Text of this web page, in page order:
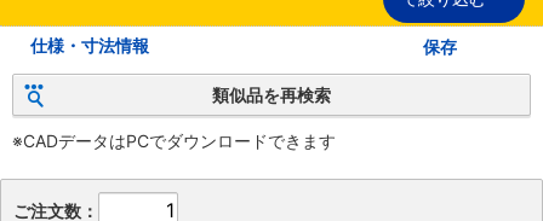
仕様・寸法情報 保存
類似品を再検索
※CADデータはPCでダウンロードできます
ご注文数：